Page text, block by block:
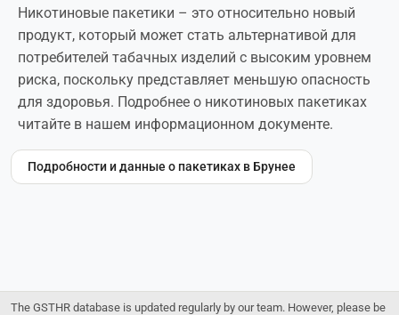
Никотиновые пакетики – это относительно новый
продукт, который может стать альтернативой для
потребителей табачных изделий с высоким уровнем
риска, поскольку представляет меньшую опасность
для здоровья. Подробнее о никотиновых пакетиках
читайте в нашем информационном документе.
Подробности и данные о пакетиках в Брунее
The GSTHR database is updated regularly by our team. However, please be